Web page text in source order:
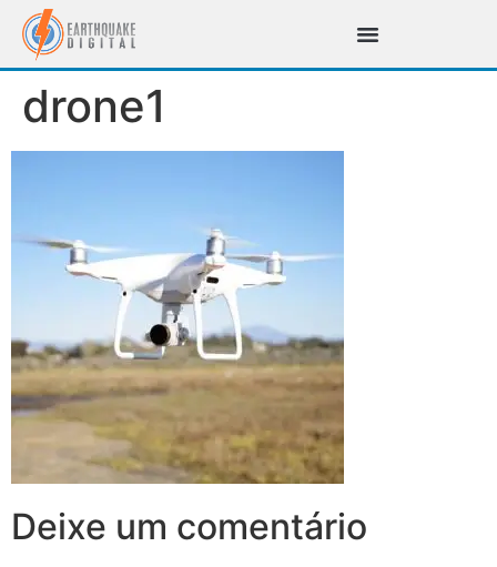
drone1
Deixe um comentário